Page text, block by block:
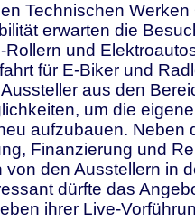
Technischen
erwarten die
und
für E-Biker und
aus den
um die
aufzubauen. Neben
Finanzierung und
den Ausstellern in
dürfte das
ihrer Live-